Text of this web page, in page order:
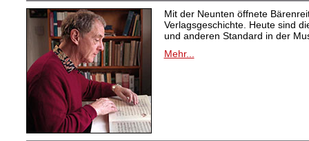
Mit der Neunten öffnete
Verlagsgeschichte. Heute sind
und anderen Standard in der
Mehr...